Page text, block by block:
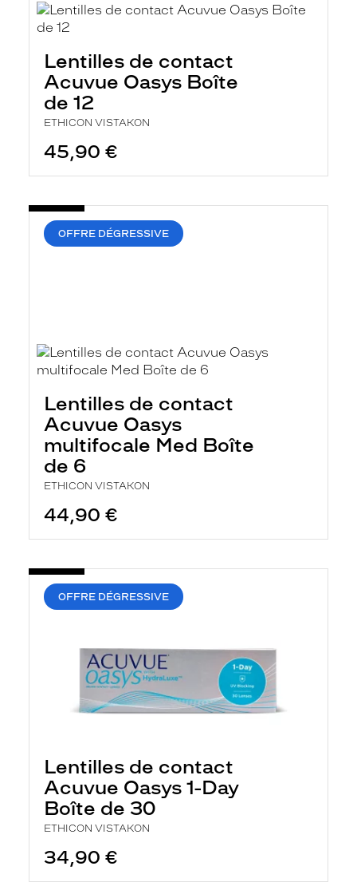
Lentilles de contact
Acuvue Oasys Boîte
de 12
ETHICON VISTAKON
45,90 €
OFFRE DÉGRESSIVE
Lentilles de contact
Acuvue Oasys
multifocale Med Boîte
de 6
ETHICON VISTAKON
44,90 €
OFFRE DÉGRESSIVE
Lentilles de contact
Acuvue Oasys 1-Day
Boîte de 30
ETHICON VISTAKON
34,90 €